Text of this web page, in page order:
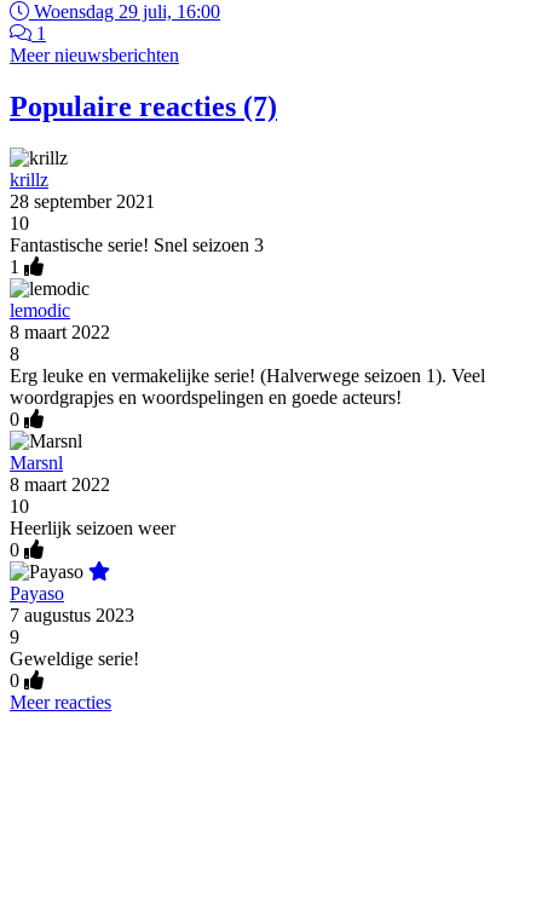
Woensdag 29 juli, 16:00
1
Meer nieuwsberichten
Populaire reacties (7)
krillz
28 september 2021
10
Fantastische serie! Snel seizoen 3
1
lemodic
8 maart 2022
8
Erg leuke en vermakelijke serie! (Halverwege seizoen 1). Veel
woordgrapjes en woordspelingen en goede acteurs!
0
Marsnl
8 maart 2022
10
Heerlijk seizoen weer
0
Payaso
7 augustus 2023
9
Geweldige serie!
0
Meer reacties